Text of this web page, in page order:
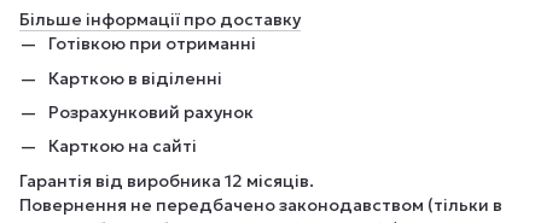
Більше інформації про доставку
Готівкою при отриманні
Карткою в віділенні
Розрахунковий рахунок
Карткою на сайті
Гарантія від виробника 12 місяців.
Повернення не передбачено законодавством (тільки в